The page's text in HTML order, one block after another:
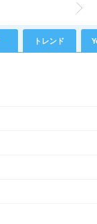
トレンド